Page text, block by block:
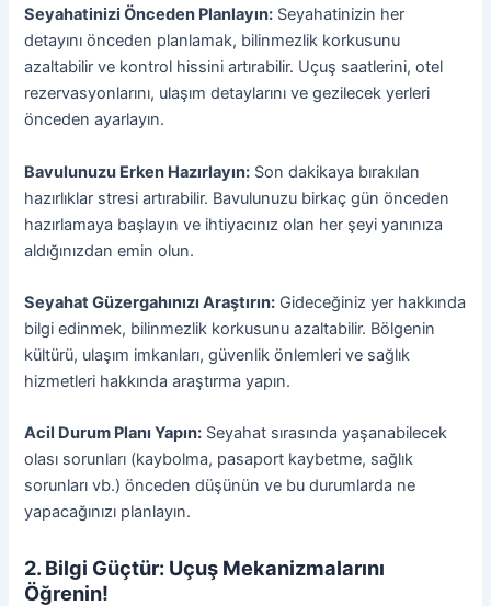
Seyahatinizi Önceden Planlayın: Seyahatinizin her
detayını önceden planlamak, bilinmezlik korkusunu
azaltabilir ve kontrol hissini artırabilir. Uçuş saatlerini, otel
rezervasyonlarını, ulaşım detaylarını ve gezilecek yerleri
önceden ayarlayın.
Bavulunuzu Erken Hazırlayın: Son dakikaya bırakılan
hazırlıklar stresi artırabilir. Bavulunuzu birkaç gün önceden
hazırlamaya başlayın ve ihtiyacınız olan her şeyi yanınıza
aldığınızdan emin olun.
Seyahat Güzergahınızı Araştırın: Gideceğiniz yer hakkında
bilgi edinmek, bilinmezlik korkusunu azaltabilir. Bölgenin
kültürü, ulaşım imkanları, güvenlik önlemleri ve sağlık
hizmetleri hakkında araştırma yapın.
Acil Durum Planı Yapın: Seyahat sırasında yaşanabilecek
olası sorunları (kaybolma, pasaport kaybetme, sağlık
sorunları vb.) önceden düşünün ve bu durumlarda ne
yapacağınızı planlayın.
2. Bilgi Güçtür: Uçuş Mekanizmalarını
Öğrenin!